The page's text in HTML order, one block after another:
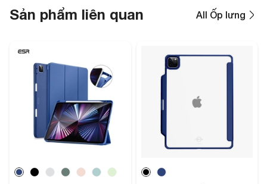
Sản phẩm liên quan All Ốp lưng